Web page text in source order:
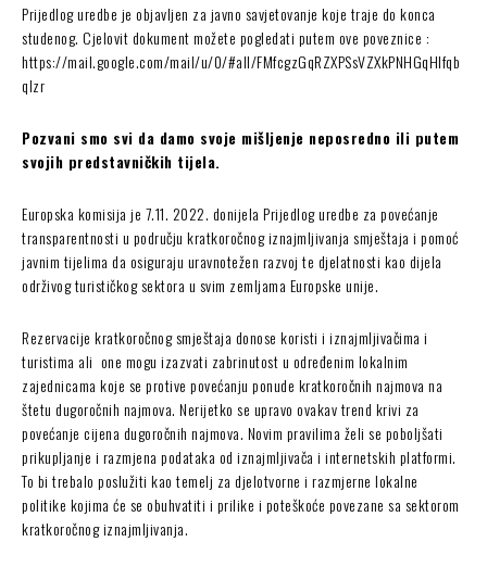
Prijedlog uredbe je objavljen za javno savjetovanje koje traje do konca
studenog. Cjelovit dokument možete pogledati putem ove poveznice :
https://mail.google.com/mail/u/0/#all/FMfcgzGqRZXPSsVZXkPNHGqHlfqb
qlzr
Pozvani smo svi da damo svoje mišljenje neposredno ili putem
svojih predstavničkih tijela.
Europska komisija je 7.11. 2022. donijela Prijedlog uredbe za povećanje
transparentnosti u području kratkoročnog iznajmljivanja smještaja i pomoć
javnim tijelima da osiguraju uravnotežen razvoj te djelatnosti kao dijela
održivog turističkog sektora u svim zemljama Europske unije.
Rezervacije kratkoročnog smještaja donose koristi i iznajmljivačima i
turistima ali one mogu izazvati zabrinutost u određenim lokalnim
zajednicama koje se protive povećanju ponude kratkoročnih najmova na
štetu dugoročnih najmova. Nerijetko se upravo ovakav trend krivi za
povećanje cijena dugoročnih najmova. Novim pravilima želi se poboljšati
prikupljanje i razmjena podataka od iznajmljivača i internetskih platformi.
To bi trebalo poslužiti kao temelj za djelotvorne i razmjerne lokalne
politike kojima će se obuhvatiti i prilike i poteškoće povezane sa sektorom
kratkoročnog iznajmljivanja.